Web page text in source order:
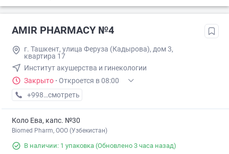
AMIR PHARMACY №4
г. Ташкент, улица Феруза (Кадырова), дом 3,
квартира 17
Институт акушерства и гинекологии
Закрыто · Откроется в 08:00
+998 (77) XXX-XX-XX
смотреть
Коло Ева, капс. №30
Biomed Pharm, OOO (Узбекистан)
В наличии: 1 упаковка (Обновлено 3 часа назад)